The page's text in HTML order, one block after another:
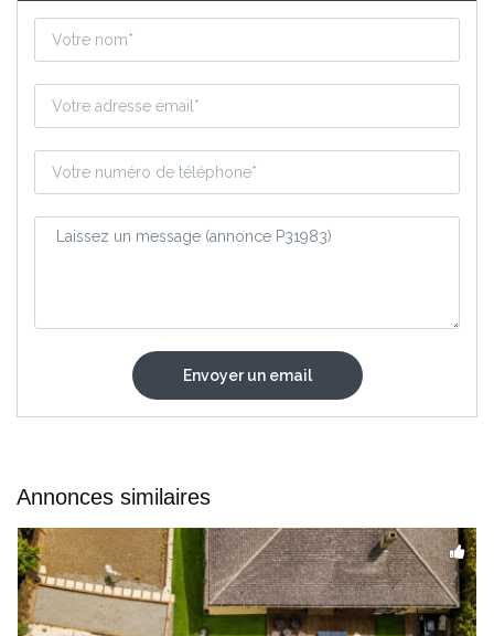
Annonces similaires